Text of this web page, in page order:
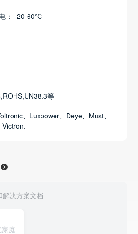
： -20-60℃
等
、Luxpower、Deye、Must、
Victron.
解决方案文档
庭